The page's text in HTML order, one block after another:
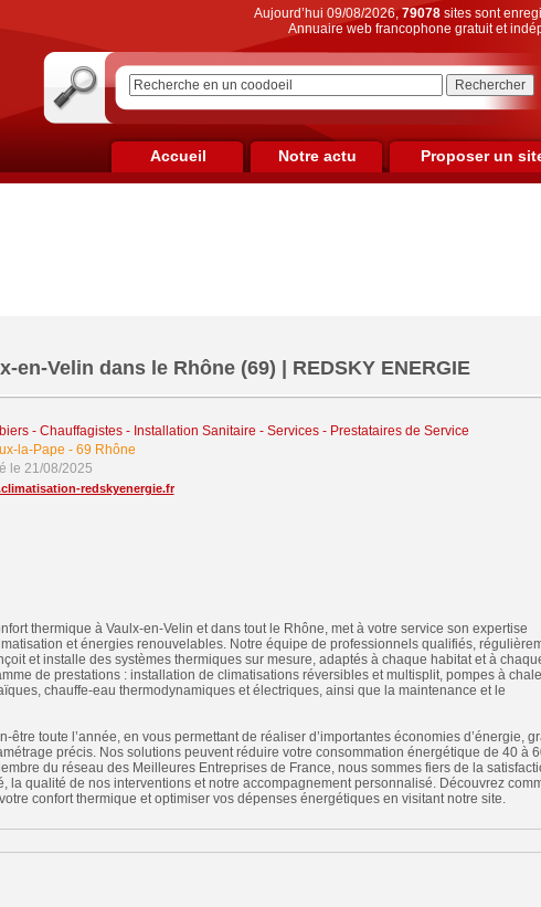
Aujourd’hui 09/08/2026,79078sites sont
Annuaire web francophone gratuit et
Accueil Notre actu Proposer un
en-Velin dans le Rhône (69) | REDSKY ENERGIE
- Chauffagistes - Installation Sanitaire - Services - Prestataires de Service
la-Pape - 69 Rhône
le 21/08/2025
redskyenergie.fr
thermique à Vaulx-en-Velin et dans tout le Rhône, met à votre service son expertise
et énergies renouvelables. Notre équipe de professionnels qualifiés,
et installe des systèmes thermiques sur mesure, adaptés à chaque habitat et à
de prestations : installation de climatisations réversibles et multisplit, pompes à
chauffe-eau thermodynamiques et électriques, ainsi que la maintenance et le
être toute l’année, en vous permettant de réaliser d’importantes économies d’énergie,
précis. Nos solutions peuvent réduire votre consommation énergétique de 40 à
du réseau des Meilleures Entreprises de France, nous sommes fiers de la
la qualité de nos interventions et notre accompagnement personnalisé. Découvrez
confort thermique et optimiser vos dépenses énergétiques en visitant notre site.